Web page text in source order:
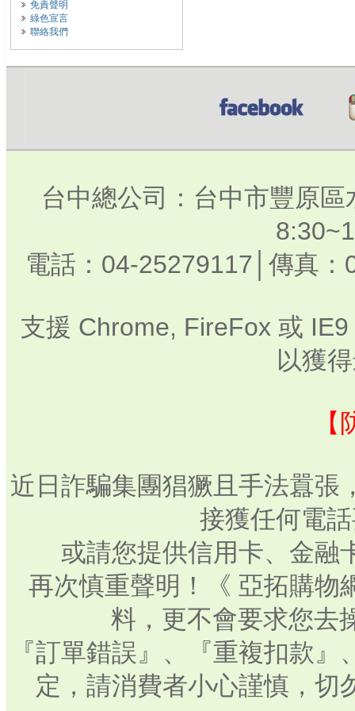
免責聲明
綠色宣言
聯絡我們
台中總公司：台中市豐原
電話：04-25279117│傳真
支援 Chrome, FireFox 或
以獲
近日詐騙集團猖獗且手法囂張
接獲任何電
或請您提供信用卡、金融
再次慎重聲明！《 亞拓購物
料，更不會要求您去
『訂單錯誤』、『重複扣款
定，請消費者小心謹慎，切